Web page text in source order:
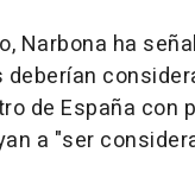
Narbona ha
deberían
de España con
a "ser